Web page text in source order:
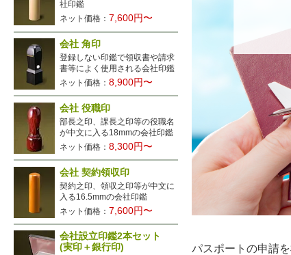
パスポートの申請
社印鑑
ネット価格： 7,600円〜
会社 角印
登録しない印鑑で領収書や請求
書等によく使用される会社印鑑
ネット価格：8,900円〜
会社 役職印
部長之印、課長之印等の役職名
が中文に入る18mmの会社印鑑
ネット価格：8,300円〜
会社 契約領収印
契約之印、領収之印等が中文に
入る16.5mmの会社印鑑
ネット価格：7,600円〜
会社設立印鑑2本セット
(実印＋銀行印)